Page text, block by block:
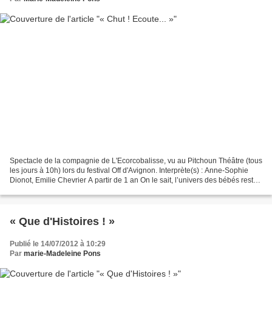
Spectacle de la compagnie de L'Ecorcobalisse, vu au Pitchoun Théâtre (tous
les jours à 10h) lors du festival Off d'Avignon. Interprète(s) : Anne-Sophie
Dionot, Emilie Chevrier A partir de 1 an On le sait, l’univers des bébés reste
« Que d'Histoires ! »
Publié le 14/07/2012 à 10:29
Par marie-Madeleine Pons